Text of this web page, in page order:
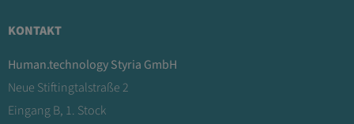
KONTAKT
Human.technology Styria GmbH
Neue Stiftingtalstraße 2
Eingang B, 1. Stock